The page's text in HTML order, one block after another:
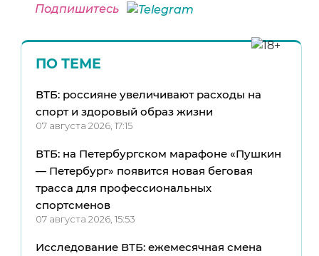
Подпишитесь
ПО ТЕМЕ
ВТБ: россияне увеличивают расходы на
спорт и здоровый образ жизни
07 августа 2026, 17:15
ВТБ: на Петербургском марафоне «Пушкин
— Петербург» появится новая беговая
трасса для профессиональных
спортсменов
07 августа 2026, 15:53
Исследование ВТБ: ежемесячная смена